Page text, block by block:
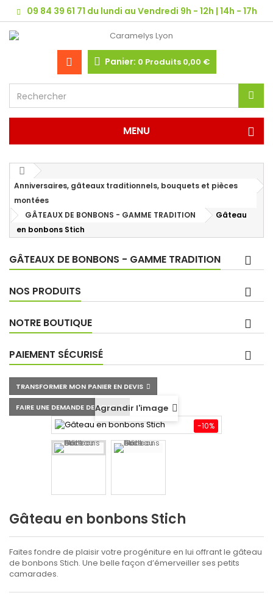
09 84 39 61 71 du lundi au Vendredi 9h - 12h | 14h - 17h
Panier: 0 Produits 0,00 €
MENU
Anniversaires, gâteaux traditionnels, bouquets et pièces
montées
GÂTEAUX DE BONBONS - GAMME TRADITION
Gâteau
en bonbons Stich
GÂTEAUX DE BONBONS - GAMME TRADITION
NOS PRODUITS
NOTRE BOUTIQUE
PAIEMENT SÉCURISÉ
TRANSFORMER MON PANIER EN DEVIS
FAIRE UNE DEMANDE DE DEVIS
-10%
Agrandir l'image
Gâteau en bonbons Stich
Faites fondre de plaisir votre progéniture en lui offrant le gâteau
de bonbons Stich. Une belle façon d’émerveiller ses petits
camarades.